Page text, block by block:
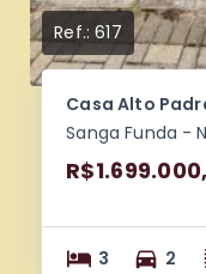
Ref.:617
Casa Alto
Sanga Funda -
3 2